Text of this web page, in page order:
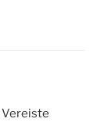
Vereiste